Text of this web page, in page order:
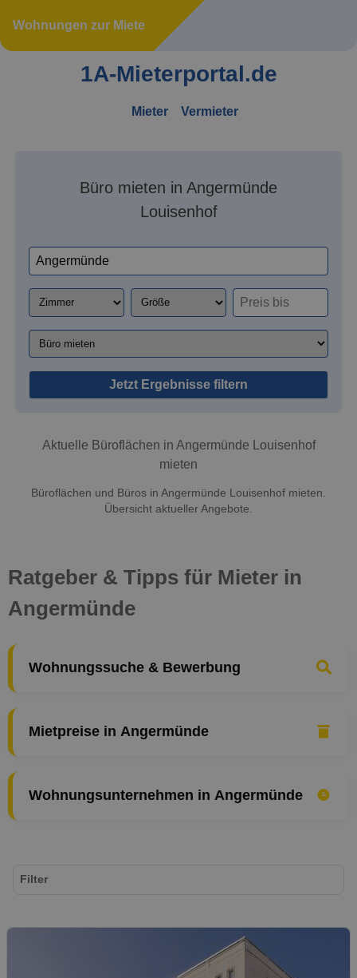
Wohnungen zur Miete
1A-Mieterportal.de
Mieter Vermieter
Büro mieten in Angermünde
Louisenhof
Jetzt Ergebnisse filtern
Aktuelle Büroflächen in Angermünde Louisenhof
mieten
Büroflächen und Büros in Angermünde Louisenhof mieten.
Übersicht aktueller Angebote.
Ratgeber & Tipps für Mieter in
Angermünde
Wohnungssuche & Bewerbung
Mietpreise in Angermünde
Wohnungsunternehmen in Angermünde
Filter